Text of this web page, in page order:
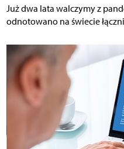
Już dwa lata walczymy z
odnotowano na świecie